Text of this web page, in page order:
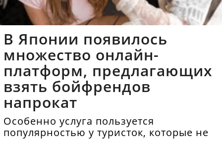
В Японии появилось
множество онлайн-
платформ, предлагающих
взять бойфрендов
напрокат
Особенно услуга пользуется
популярностью у туристок, которые не